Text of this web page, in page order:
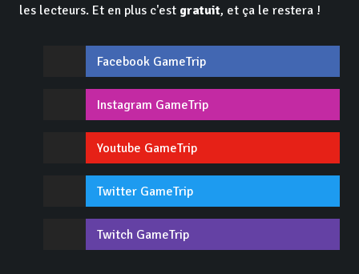
les lecteurs. Et en plus c'est gratuit, et ça le restera !
Facebook GameTrip
Instagram GameTrip
Youtube GameTrip
Twitter GameTrip
Twitch GameTrip